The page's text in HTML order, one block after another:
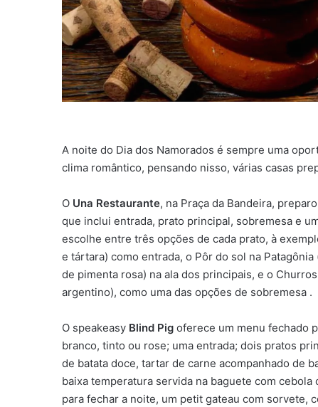
A noite do Dia dos Namorados é sempre uma
clima romântico, pensando nisso, várias casas
O Una Restaurante, na Praça da Bandeira,
que inclui entrada, prato principal, sobremesa e
escolhe entre três opções de cada prato, à
e tártara) como entrada, o Pôr do sol na
de pimenta rosa) na ala dos principais, e o
argentino), como uma das opções de sobremesa .
O speakeasy Blind Pig oferece um menu fechado
branco, tinto ou rose; uma entrada; dois pratos
de batata doce, tartar de carne acompanhado de
baixa temperatura servida na baguete com
para fechar a noite, um petit gateau com sorvete,